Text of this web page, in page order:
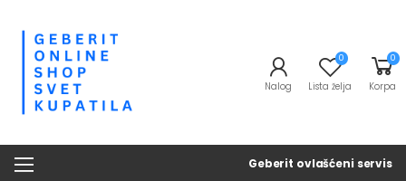
Nalog
0
Lista želja
0
Korpa
Geberit ovlašćeni servis